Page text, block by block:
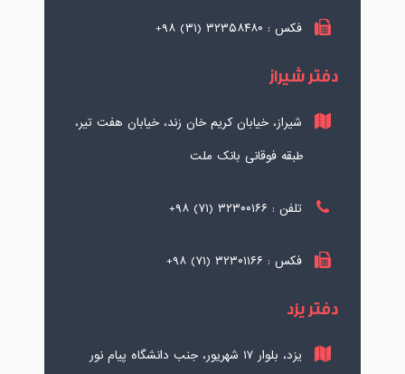
فکس : ۳۲۳۵۸۴۸۰ (۳۱) ۹۸+
دفتر شیراز
شیراز، خیابان کریم خان زند، خیابان هفت تیر،
طبقه فوقانی بانک ملت
تلفن : ۳۲۳۰۰۱۶۶ (۷۱) ۹۸+
فکس : ۳۲۳۰۱۱۶۶ (۷۱) ۹۸+
دفتر یزد
یزد، بلوار ۱۷ شهریور، جنب دانشگاه پیام نور